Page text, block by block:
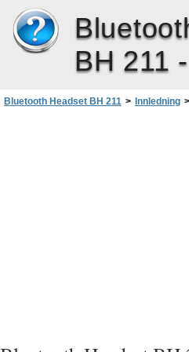
BH 211 -
Bluetooth Headset BH 211 > Innledning >